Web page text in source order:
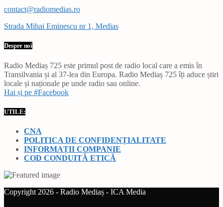
contact@radiomedias.ro
Strada Mihai Eminescu nr 1, Medias
Despre noi
Radio Mediaș 725 este primul post de radio local care a emis în
Transilvania și al 37-lea din Europa. Radio Mediaș 725 îți aduce știri
locale și naționale pe unde radio sau online.
Hai și pe #Facebook
UTILE:
CNA
POLITICA DE CONFIDENȚIALITATE
INFORMAȚII COMPANIE
COD CONDUITĂ ETICĂ
Copyright 2026 - Radio Mediaș - ICA Media